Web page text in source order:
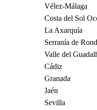
Vélez-Málaga
Costa del Sol
La Axarquía
Serranía de
Valle del
Cádiz
Granada
Jaén
Sevilla